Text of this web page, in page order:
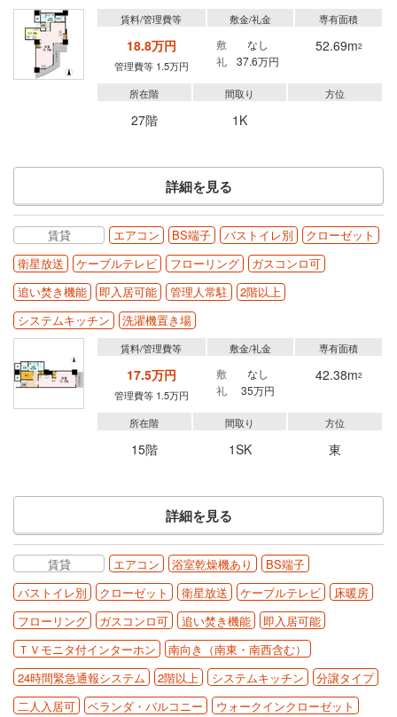
賃料/管理費等
18.8万円
管理費等 1.5万円
敷金/礼金
敷
なし
礼
37.6万円
専有面積
52.69m2
所在階
27階
間取り
1K
方位
詳細を見る
賃貸 エアコン BS端子 バストイレ別
クローゼット
衛星放送
ケーブルテレビ フローリング
ガスコンロ可
追い焚き機能
即入居可能 管理人常駐
2階以上
システムキッチン
洗濯機置き場
賃料/管理費等
17.5万円
管理費等 1.5万円
敷金/礼金
敷
なし
礼
35万円
専有面積
42.38m2
所在階
15階
間取り
1SK
方位
東
詳細を見る
賃貸 エアコン 浴室乾燥機あり
BS端子
バストイレ別
クローゼット 衛星放送 ケーブルテレビ
床暖房
フローリング
ガスコンロ可 追い焚き機能
即入居可能
ＴＶモニタ付インターホン
南向き（南東・南西含む）
24時間緊急通報システム
2階以上 システムキッチン
分譲タイプ
二人入居可
ベランダ・バルコニー
ウォークインクローゼット